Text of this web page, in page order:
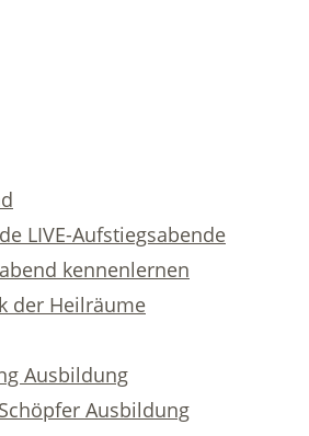
LIVE-Aufstiegsabende
kennenlernen
der Heilräume
Ausbildung
Ausbildung